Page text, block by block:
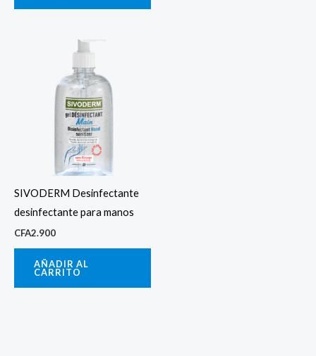
SIVODERM Desinfectante
desinfectante para manos
CFA2.900
AÑADIR AL
CARRITO